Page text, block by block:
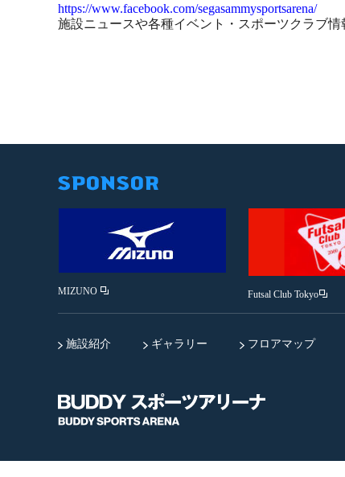
https://www.facebook.com/segasammysportsarena/
施設ニュースや各種イベント・スポーツクラブ情
MIZUNO Futsal Club Tokyo
施設紹介 ギャラリー フロアマップ